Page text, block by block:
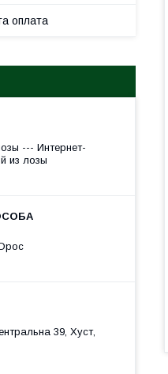
оплата
--- Интернет-
из лозы
39, Хуст,